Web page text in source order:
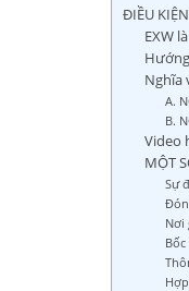
ĐIỀU
EXW
Nghĩa
A.
B.
Video
MỘT
Sự
Nơi